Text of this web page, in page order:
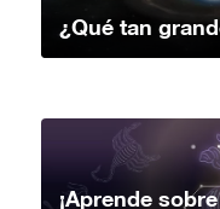
¿Qué tan
¡Aprende